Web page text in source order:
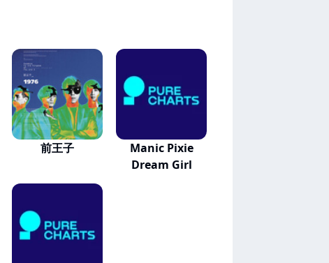
前王子
Manic Pixie
Dream Girl